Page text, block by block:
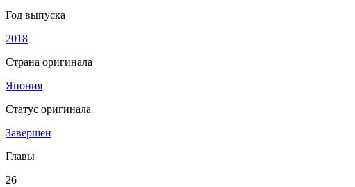
Год выпуска
2018
Страна оригинала
Япония
Статус оригинала
Завершен
Главы
26